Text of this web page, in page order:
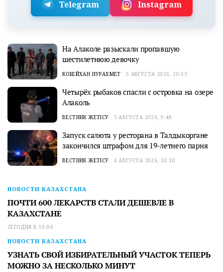
Telegram Instagram
На Алаколе разыскали пропавшую
шестилетнюю девочку
КОБЕЙХАН НУРАХМЕТ 5 АВГУСТА 2026, 20:53
Четырёх рыбаков спасли с островка на озере
Алаколь
ВЕСТНИК ЖЕТІСУ 5 АВГУСТА 2026, 9:48
Запуск салюта у ресторана в Талдыкоргане
закончился штрафом для 19-летнего парня
ВЕСТНИК ЖЕТІСУ 4 АВГУСТА 2026, 10:30
НОВОСТИ КАЗАХСТАНА
ПОЧТИ 600 ЛЕКАРСТВ СТАЛИ ДЕШЕВЛЕ В
КАЗАХСТАНЕ
СЕГОДНЯ В 16:06
НОВОСТИ КАЗАХСТАНА
УЗНАТЬ СВОЙ ИЗБИРАТЕЛЬНЫЙ УЧАСТОК ТЕПЕРЬ
МОЖНО ЗА НЕСКОЛЬКО МИНУТ